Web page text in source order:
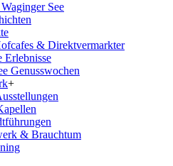
See
& Direktvermarkter
Erlebnisse
Genusswochen
+
& Brauchtum